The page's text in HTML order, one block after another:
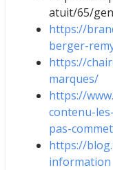
atuit/65/
https://
berger-
https://
marques/
https://
contenu-
pas-
https://
information